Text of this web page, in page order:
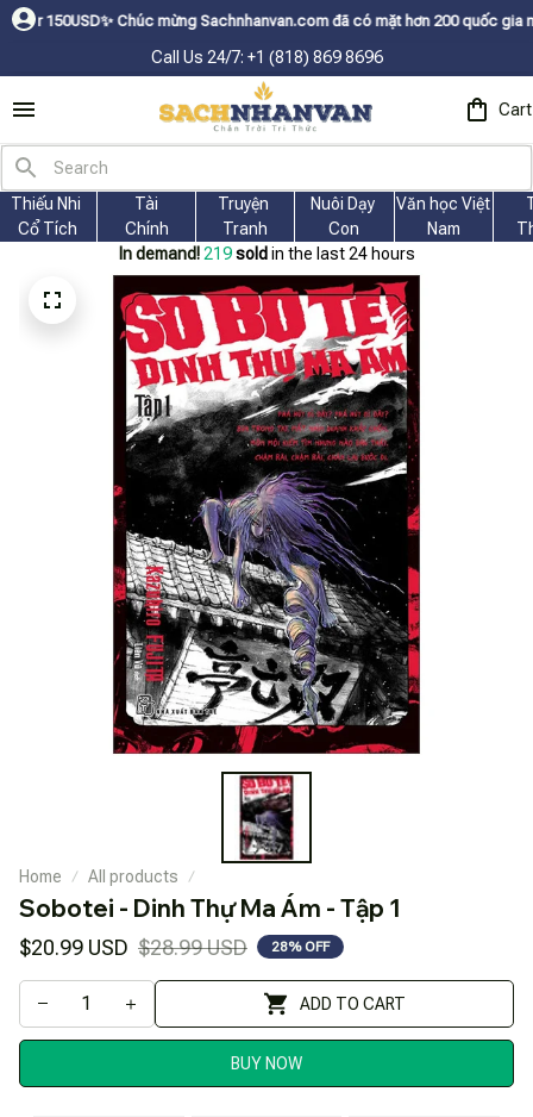
ㅤ✨ Chúc mừng Sachnhanvan.com đã có mặt hơn 200 quốc gia như Mỹ,
Call Us 24/7: +1 (818) 869 8696
Cart
Thiếu Nhi
Cổ Tích
Tài
Chính
Truyện
Tranh
Nuôi Dạy
Con
Văn học Việt
Nam
In demand! 223 sold in the last 24 hours
Home All products
Sobotei - Dinh Thự Ma Ám - Tập 1
$20.99 USD $28.99 USD 28% OFF
ADD TO CART
BUY NOW